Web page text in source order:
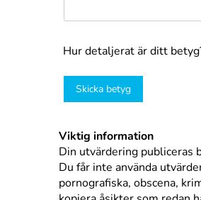
Hur detaljerat är ditt
Skicka betyg
Viktig information
Din utvärdering publiceras
Du får inte använda
pornografiska, obscena,